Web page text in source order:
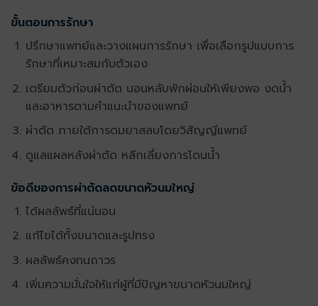
ขั้นตอนการรักษา
ปรึกษาแพทย์และวางแผนการรักษา เพื่อเลือกรูปแบบการ
รักษาที่เหมาะสมกับตัวเอง
เตรียมตัวก่อนผ่าตัด นอนหลับพักผ่อนให้เพียงพอ งดน้ำ
และอาหารตามคำแนะนำของแพทย์
ผ่าตัด ภายใต้การดมยาสลบโดยวิสัญญีแพทย์
ดูแลแผลหลังผ่าตัด หลีกเลี่ยงการโดนน้ำ
ข้อดีของการผ่าตัดลดขนาดหัวนมใหญ่
ได้ผลลัพธ์ที่แน่นอน
แก้ไขได้ทั้งขนาดและรูปทรง
ผลลัพธ์คงทนถาวร
เพิ่มความมั่นใจให้แก่ผู้ที่มีปัญหาขนาดหัวนมใหญ่